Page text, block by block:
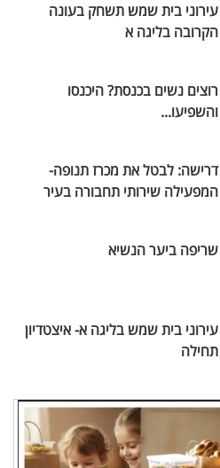
עירוני בית שמש תשחק בעונה
הקרובה בליגה א
רוצים נשים בכנסת? היכנסו
והשפיעו...
דרישה: לבטל את מכרז תנופה-
המפעילה שירותי תחבורה בעיר
שריפה ביער הנשיא
עירוני בית שמש בליגה א- איצטדיון
תחילה